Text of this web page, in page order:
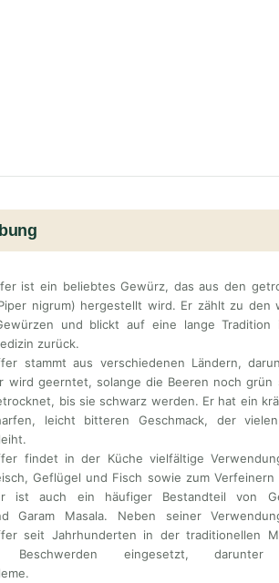
ist ein beliebtes Gewürz, das aus den
nigrum) hergestellt wird. Er zählt zu den
und blickt auf eine lange
zurück.
stammt aus verschiedenen Ländern,
wird geerntet, solange die Beeren noch grün
bis sie schwarz werden. Er hat ein
leicht bitteren Geschmack, der
findet in der Küche vielfältige
Geflügel und Fisch sowie zum
ist auch ein häufiger Bestandteil von
Garam Masala. Neben seiner
seit Jahrhunderten in der traditionellen
Beschwerden eingesetzt,